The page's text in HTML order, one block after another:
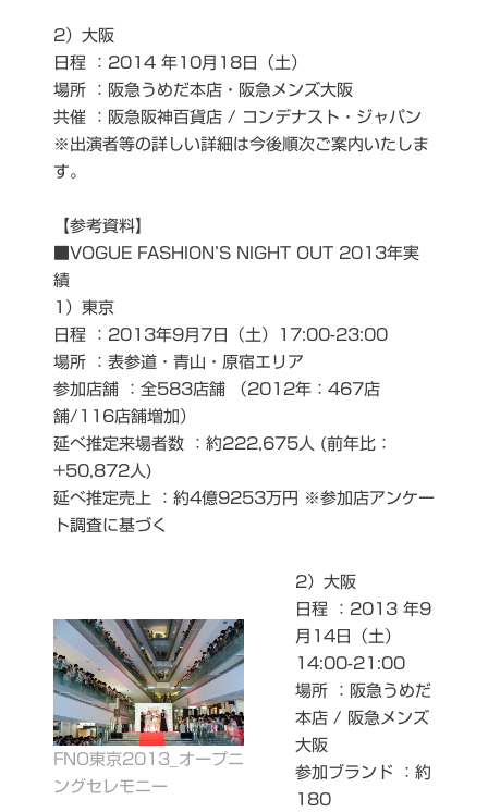
2）大阪
日程 ：2014 年10月18日（土）
場所 ：阪急うめだ本店・阪急メンズ大阪
共催 ：阪急阪神百貨店 / コンデナスト・ジャパン
※出演者等の詳しい詳細は今後順次ご案内いたしま
す。
【参考資料】
■VOGUE FASHION’S NIGHT OUT 2013年実
績
1）東京
日程 ：2013年9月7日（土）17:00-23:00
場所 ：表参道・青山・原宿エリア
参加店舗 ：全583店舗 （2012年：467店
舗/116店舗増加）
延べ推定来場者数 ：約222,675人 (前年比：
+50,872人)
延べ推定売上 ：約4億9253万円 ※参加店アンケー
ト調査に基づく
FNO東京2013_オープニ
ングセレモニー
2）大阪
日程 ：2013 年9
月14日（土）
14:00-21:00
場所 ：阪急うめだ
本店 / 阪急メンズ
大阪
参加ブランド ：約
180